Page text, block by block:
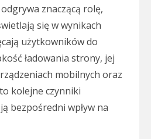
znaczącą rolę,
się w wynikach
użytkowników do
ładowania strony, jej
mobilnych oraz
kolejne czynniki
bezpośredni wpływ na